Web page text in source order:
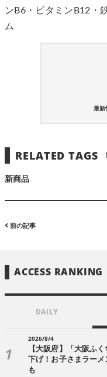
ンB6・ビタミンB12・
ム
最新
RELATED TAGS
新商品
前の記事
ACCESS RANKING
DAILY
2026/8/4
【大阪府】「大阪ふ
下げ！お子さまラー
も